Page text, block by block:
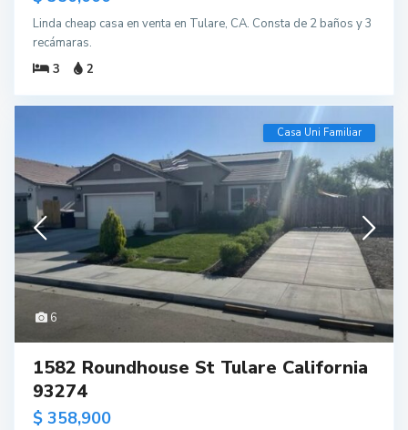
Linda cheap casa en venta en Tulare, CA. Consta de 2 baños y 3
recámaras.
3
2
6
Casa Uni Familiar
1582 Roundhouse St Tulare California
93274
$ 358,900